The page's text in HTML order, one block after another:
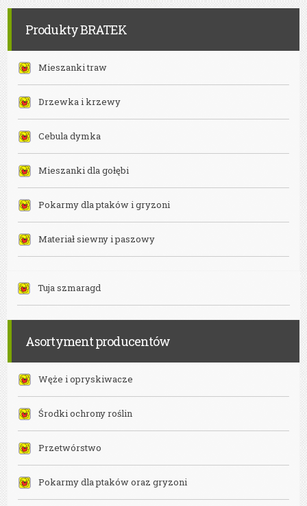
Bielsko-
Biała
Produkty BRATEK
Mieszanki traw
Drzewka i krzewy
Cebula dymka
Mieszanki dla gołębi
Pokarmy dla ptaków i gryzoni
Materiał siewny i paszowy
Tuja szmaragd
Asortyment producentów
Węże i opryskiwacze
Środki ochrony roślin
Przetwórstwo
Pokarmy dla ptaków oraz gryzoni